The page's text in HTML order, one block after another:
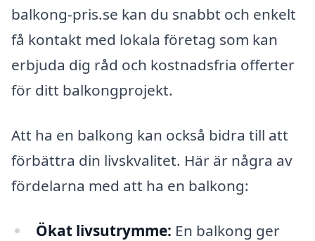
balkong-pris.se kan du snabbt och enkelt
få kontakt med lokala företag som kan
erbjuda dig råd och kostnadsfria offerter
för ditt balkongprojekt.
Att ha en balkong kan också bidra till att
förbättra din livskvalitet. Här är några av
fördelarna med att ha en balkong:
Ökat livsutrymme: En balkong ger